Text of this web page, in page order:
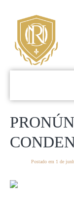
Postado em 1 de